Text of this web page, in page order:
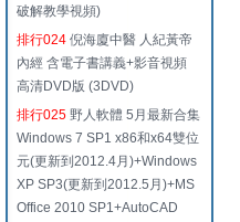
破解教學視頻)
排行024 倪海廈中醫 人紀黃帝
內經 含電子書講義+影音視頻
高清DVD版 (3DVD)
排行025 野人軟體 5月最新合集
Windows 7 SP1 x86和x64雙位
元(更新到2012.4月)+Windows
XP SP3(更新到2012.5月)+MS
Office 2010 SP1+AutoCAD